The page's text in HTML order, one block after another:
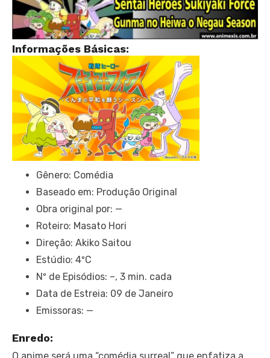
Informações Básicas:
Gênero: Comédia
Baseado em: Produção Original
Obra original por: —
Roteiro: Masato Hori
Direção: Akiko Saitou
Estúdio: 4ºC
Nº de Episódios: –, 3 min. cada
Data de Estreia: 09 de Janeiro
Emissoras: —
Enredo: